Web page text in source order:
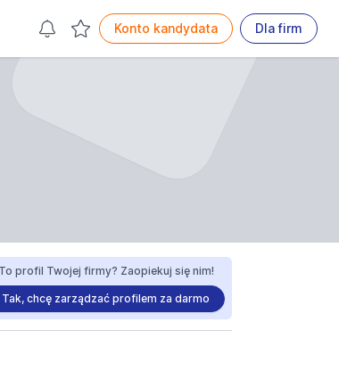
Konto kandydata Dla firm
To profil Twojej firmy? Zaopiekuj się nim!
Tak, chcę zarządzać profilem za darmo